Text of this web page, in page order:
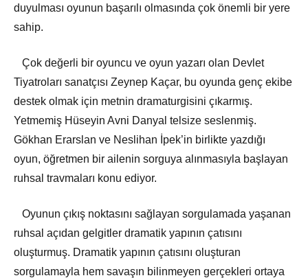
duyulması oyunun başarılı olmasında çok önemli bir yere
sahip.
Çok değerli bir oyuncu ve oyun yazarı olan Devlet
Tiyatroları sanatçısı Zeynep Kaçar, bu oyunda genç ekibe
destek olmak için metnin dramaturgisini çıkarmış.
Yetmemiş Hüseyin Avni Danyal telsize seslenmiş.
Gökhan Erarslan ve Neslihan İpek’in birlikte yazdığı
oyun, öğretmen bir ailenin sorguya alınmasıyla başlayan
ruhsal travmaları konu ediyor.
Oyunun çıkış noktasını sağlayan sorgulamada yaşanan
ruhsal açıdan gelgitler dramatik yapının çatısını
oluşturmuş. Dramatik yapının çatısını oluşturan
sorgulamayla hem savaşın bilinmeyen gerçekleri ortaya